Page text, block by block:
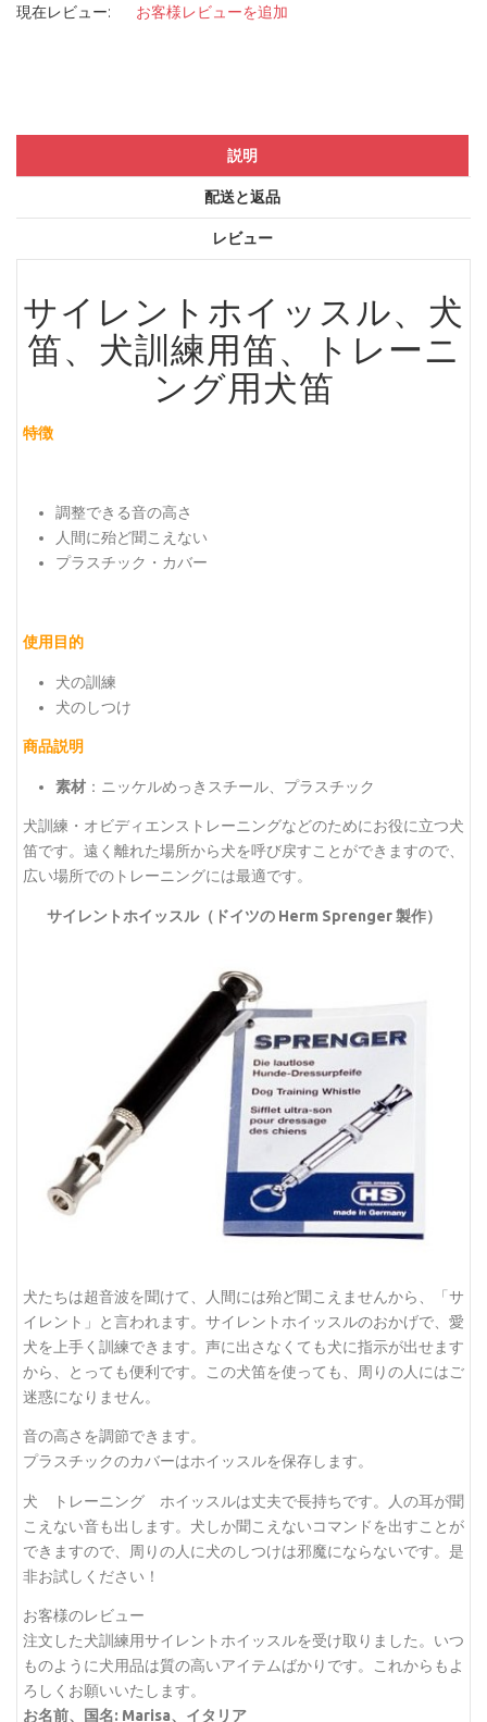
現在レビュー: お客様レビューを追加
説明
配送と返品
レビュー
サイレントホイッスル、犬
笛、犬訓練用笛、トレーニ
ング用犬笛
特徴
調整できる音の高さ
人間に殆ど聞こえない
プラスチック・カバー
使用目的
犬の訓練
犬のしつけ
商品説明
素材 ：ニッケルめっきスチール、プラスチック
犬訓練・オビディエンストレーニングなどのためにお役に立つ犬
笛です。遠く離れた場所から犬を呼び戻すことができますので、
広い場所でのトレーニングには最適です。
サイレントホイッスル（ドイツの Herm Sprenger 製作）
犬たちは超音波を聞けて、人間には殆ど聞こえませんから、「サ
イレント」と言われます。サイレントホイッスルのおかげで、愛
犬を上手く訓練できます。声に出さなくても犬に指示が出せます
から、とっても便利です。この犬笛を使っても、周りの人にはご
迷惑になりません。
音の高さを調節できます。
プラスチックのカバーはホイッスルを保存します。
犬 トレーニング ホイッスルは丈夫で長持ちです。人の耳が聞
こえない音も出します。犬しか聞こえないコマンドを出すことが
できますので、周りの人に犬のしつけは邪魔にならないです。是
非お試しください！
お客様のレビュー
注文した犬訓練用サイレントホイッスルを受け取りました。いつ
ものように犬用品は質の高いアイテムばかりです。これからもよ
ろしくお願いいたします。
お名前、国名: Marisa、イタリア